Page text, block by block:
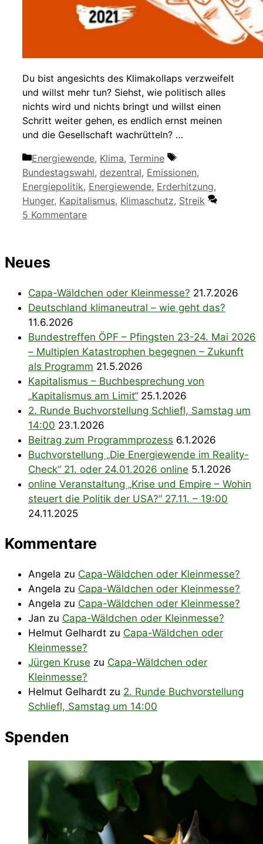
Du bist angesichts des Klimakollaps verzweifelt
und willst mehr tun? Siehst, wie politisch alles
nichts wird und nichts bringt und willst einen
Schritt weiter gehen, es endlich ernst meinen
und die Gesellschaft wachrütteln? …
Kategorien
Energiewende, Klima, Termine
Schlagwörter
Bundestagswahl, dezentral, Emissionen,
Energiepolitik, Energiewende, Erderhitzung,
Hunger, Kapitalismus, Klimaschutz, Streik
5 Kommentare
Neues
Capa-Wäldchen oder Kleinmesse? 21.7.2026
Deutschland klimaneutral – wie geht das?
11.6.2026
Bundestreffen ÖPF – Pfingsten 23-24. Mai 2026
– Multiplen Katastrophen begegnen – Zukunft
als Programm 21.5.2026
Kapitalismus – Buchbesprechung von
„Kapitalismus am Limit“ 25.1.2026
2. Runde Buchvorstellung Schliefl, Samstag um
14:00 23.1.2026
Beitrag zum Programmprozess 6.1.2026
Buchvorstellung „Die Energiewende im Reality-
Check“ 21. oder 24.01.2026 online 5.1.2026
online Veranstaltung „Krise und Empire – Wohin
steuert die Politik der USA?“ 27.11. – 19:00
24.11.2025
Kommentare
Angela zu Capa-Wäldchen oder Kleinmesse?
Angela zu Capa-Wäldchen oder Kleinmesse?
Angela zu Capa-Wäldchen oder Kleinmesse?
Jan zu Capa-Wäldchen oder Kleinmesse?
Helmut Gelhardt zu Capa-Wäldchen oder
Kleinmesse?
Jürgen Kruse zu Capa-Wäldchen oder
Kleinmesse?
Helmut Gelhardt zu 2. Runde Buchvorstellung
Schliefl, Samstag um 14:00
Spenden